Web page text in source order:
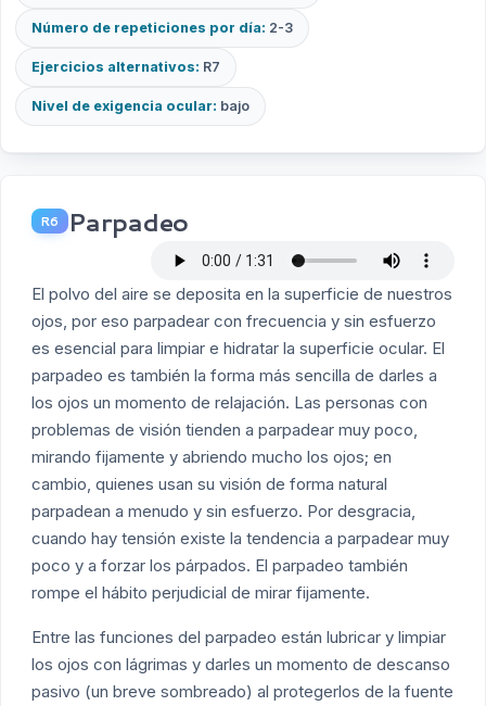
Número de repeticiones por día: 2-3
Ejercicios alternativos: R7
Nivel de exigencia ocular: bajo
R6 Parpadeo
El polvo del aire se deposita en la superficie de nuestros
ojos, por eso parpadear con frecuencia y sin esfuerzo
es esencial para limpiar e hidratar la superficie ocular. El
parpadeo es también la forma más sencilla de darles a
los ojos un momento de relajación. Las personas con
problemas de visión tienden a parpadear muy poco,
mirando fijamente y abriendo mucho los ojos; en
cambio, quienes usan su visión de forma natural
parpadean a menudo y sin esfuerzo. Por desgracia,
cuando hay tensión existe la tendencia a parpadear muy
poco y a forzar los párpados. El parpadeo también
rompe el hábito perjudicial de mirar fijamente.
Entre las funciones del parpadeo están lubricar y limpiar
los ojos con lágrimas y darles un momento de descanso
pasivo (un breve sombreado) al protegerlos de la fuente